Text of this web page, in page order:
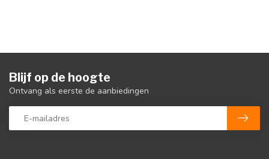
Blijf op de hoogte
Ontvang als eerste de aanbiedingen